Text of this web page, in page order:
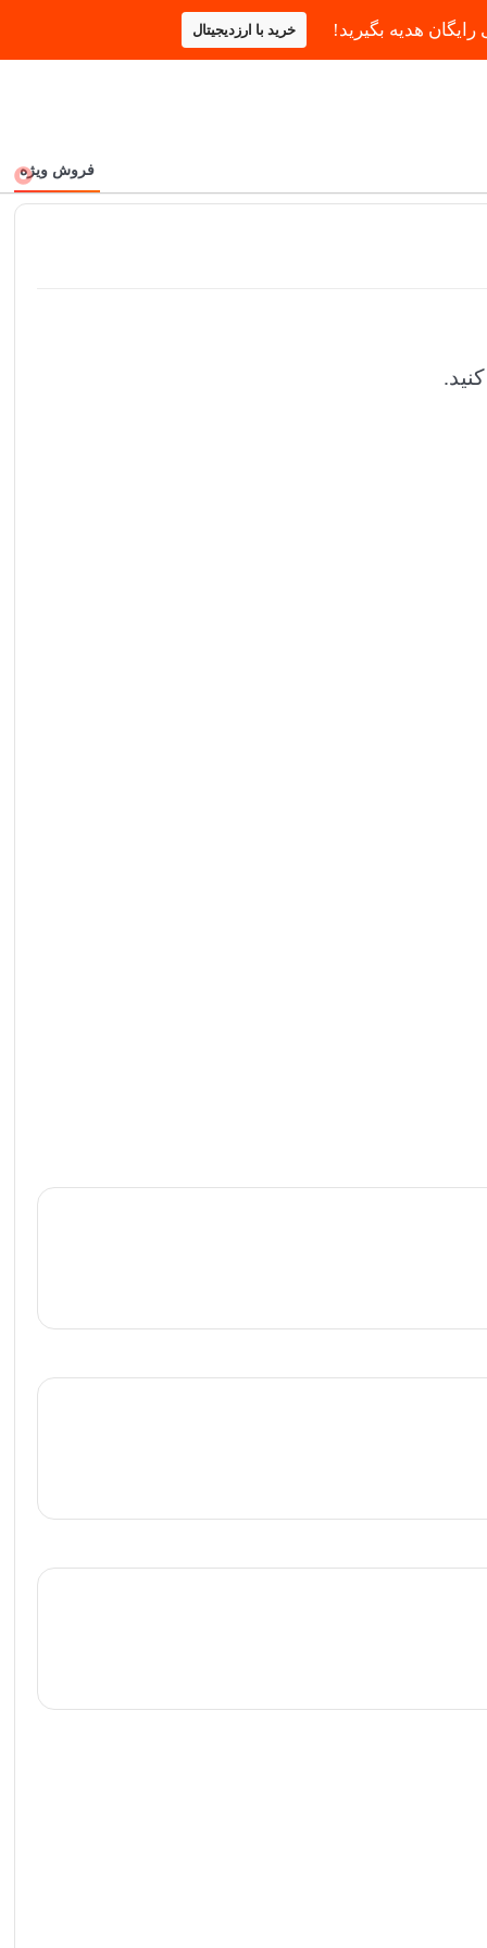
خرید با ارزدیجیتال
فروش ویژه